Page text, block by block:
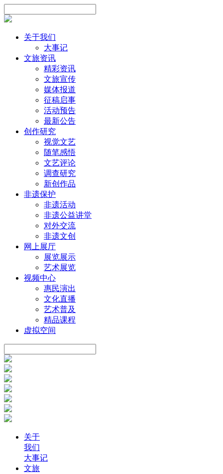
关于我们
大事记
文旅资讯
精彩资讯
文旅宣传
媒体报道
征稿启事
活动预告
最新公告
创作研究
视觉文艺
随笔感悟
文艺评论
调查研究
新创作品
非遗保护
非遗活动
非遗公益讲堂
对外交流
非遗文创
网上展厅
展览展示
艺术展览
视频中心
惠民演出
文化直播
艺术普及
精品课程
虚拟空间
关于
我们
大事记
文旅